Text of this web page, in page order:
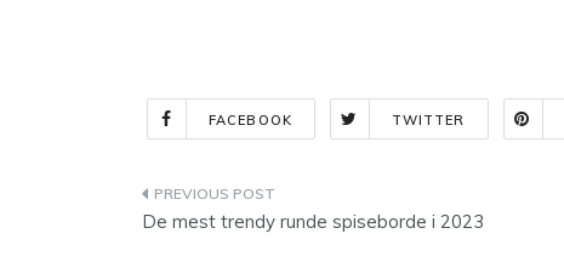
FACEBOOK TWITTER
Indlægsnavigation
De mest trendy runde spiseborde i 2023